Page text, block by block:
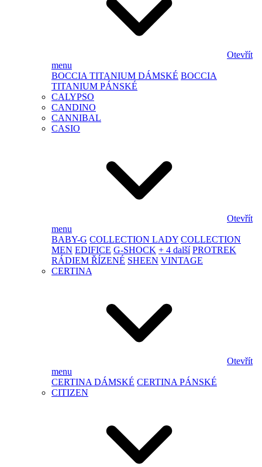
Otevřít
menu
BOCCIA TITANIUM DÁMSKÉ BOCCIA
TITANIUM PÁNSKÉ
CALYPSO
CANDINO
CANNIBAL
CASIO
Otevřít
menu
BABY-G COLLECTION LADY COLLECTION
MEN EDIFICE G-SHOCK + 4 další PROTREK
RÁDIEM ŘÍZENÉ SHEEN VINTAGE
CERTINA
Otevřít
menu
CERTINA DÁMSKÉ CERTINA PÁNSKÉ
CITIZEN